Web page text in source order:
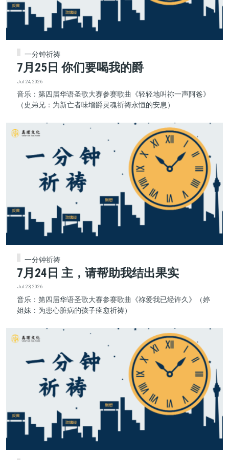
一分钟祈祷
7月25日 你们要喝我的爵
Jul 24, 2026
音乐：第四届华语圣歌大赛参赛歌曲《轻轻地叫祢一声阿爸》
（史弟兄：为新亡者味增爵灵魂祈祷永恒的安息）
一分钟祈祷
7月24日 主，请帮助我结出果实
Jul 23, 2026
音乐：第四届华语圣歌大赛参赛歌曲《祢爱我已经许久》（婷
姐妹：为患心脏病的孩子痊愈祈祷）